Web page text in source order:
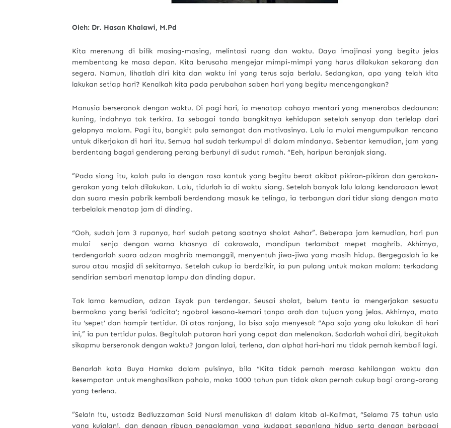
Oleh: Dr. Hasan Khalawi, M.Pd
Kita merenung di bilik masing-masing, melintasi ruang dan waktu. Daya imajinasi yang begitu jelas
membentang ke masa depan. Kita berusaha mengejar mimpi-mimpi yang harus dilakukan sekarang dan
segera. Namun, lihatlah diri kita dan waktu ini yang terus saja berlalu. Sedangkan, apa yang telah kita
lakukan setiap hari? Kenalkah kita pada perubahan saben hari yang begitu mencengangkan?
Manusia berseronok dengan waktu. Di pagi hari, ia menatap cahaya mentari yang menerobos dedaunan:
kuning, indahnya tak terkira. Ia sebagai tanda bangkitnya kehidupan setelah senyap dan terlelap dari
gelapnya malam. Pagi itu, bangkit pula semangat dan motivasinya. Lalu ia mulai mengumpulkan rencana
untuk dikerjakan di hari itu. Semua hal sudah terkumpul di dalam mindanya. Sebentar kemudian, jam yang
berdentang bagai genderang perang berbunyi di sudut rumah. “Eeh, haripun beranjak siang.
”Pada siang itu, kalah pula ia dengan rasa kantuk yang begitu berat akibat pikiran-pikiran dan gerakan-
gerakan yang telah dilakukan. Lalu, tidurlah ia di waktu siang. Setelah banyak lalu lalang kendaraaan lewat
dan suara mesin pabrik kembali berdendang masuk ke telinga, ia terbangun dari tidur siang dengan mata
terbelalak menatap jam di dinding.
“Ooh, sudah jam 3 rupanya, hari sudah petang saatnya sholat Ashar”. Beberapa jam kemudian, hari pun
mulai senja dengan warna khasnya di cakrawala, mandipun terlambat mepet maghrib. Akhirnya,
terdengarlah suara adzan maghrib memanggil, menyentuh jiwa-jiwa yang masih hidup. Bergegaslah ia ke
surou atau masjid di sekitarnya. Setelah cukup ia berdzikir, ia pun pulang untuk makan malam: terkadang
sendirian sembari menatap lampu dan dinding dapur.
Tak lama kemudian, adzan Isyak pun terdengar. Seusai sholat, belum tentu ia mengerjakan sesuatu
bermakna yang berisi ‘adicita’; ngobrol kesana-kemari tanpa arah dan tujuan yang jelas. Akhirnya, mata
itu ‘sepet’ dan hampir tertidur. Di atas ranjang, Ia bisa saja menyesal: “Apa saja yang aku lakukan di hari
ini,” ia pun tertidur pulas. Begitulah putaran hari yang cepat dan melenakan. Sadarlah wahai diri, begitukah
sikapmu berseronok dengan waktu? Jangan lalai, terlena, dan alpha! hari-hari mu tidak pernah kembali lagi.
Benarlah kata Buya Hamka dalam puisinya, bila “Kita tidak pernah merasa kehilangan waktu dan
kesempatan untuk menghasilkan pahala, maka 1000 tahun pun tidak akan pernah cukup bagi orang-orang
yang terlena.
”Selain itu, ustadz Bediuzzaman Said Nursi menuliskan di dalam kitab al-Kalimat, “Selama 75 tahun usia
yang kujalani, dan dengan ribuan pengalaman yang kudapat sepanjang hidup serta dengan berbagai